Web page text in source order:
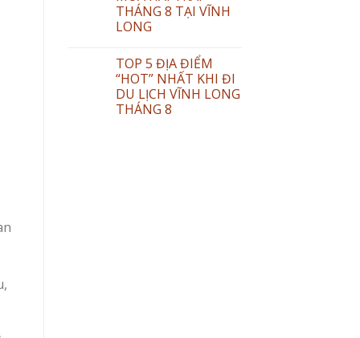
THÁNG 8 TẠI VĨNH
LONG
TOP 5 ĐỊA ĐIỂM
“HOT” NHẤT KHI ĐI
DU LỊCH VĨNH LONG
THÁNG 8